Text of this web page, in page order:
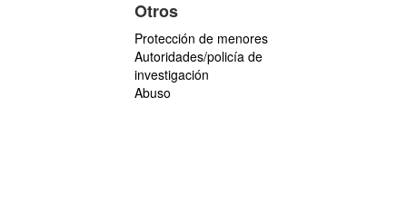
Otros
Protección de menores
Autoridades/policía de
investigación
Abuso